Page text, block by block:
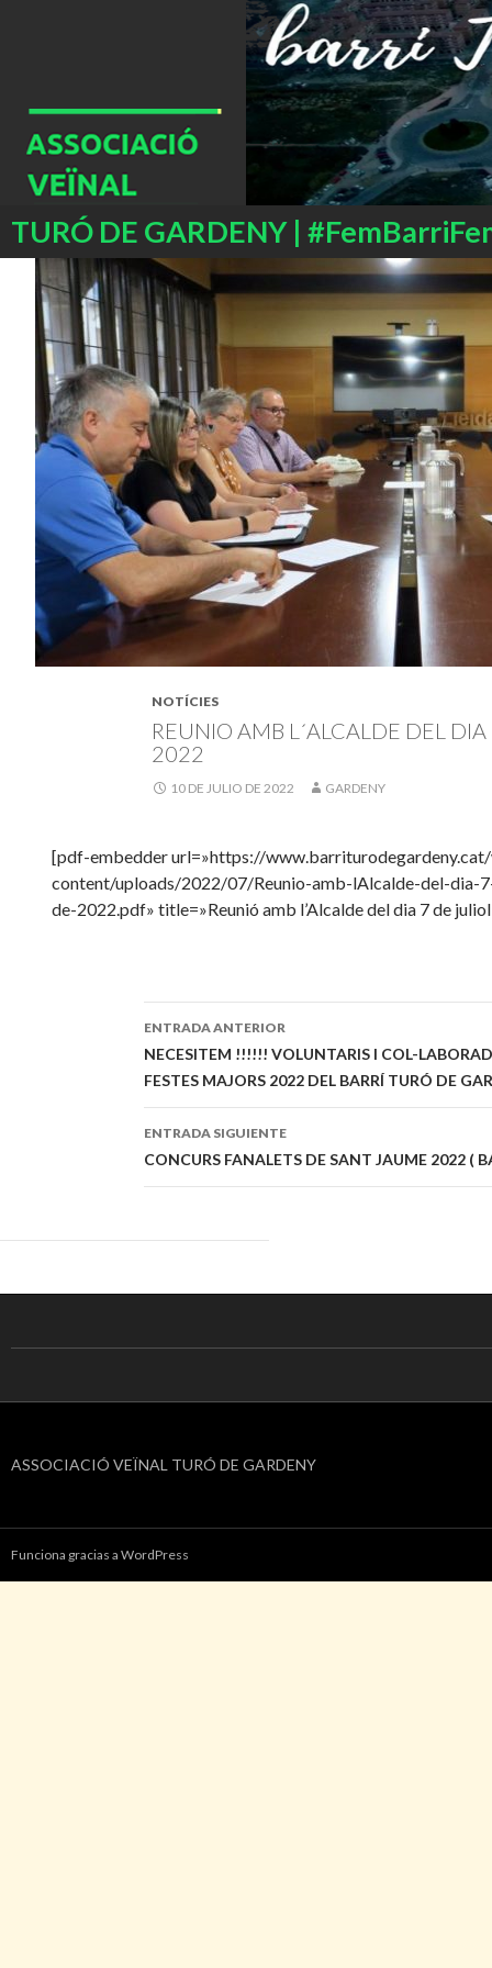
TURÓ DE GARDENY |
Buscar
CONTENIDO
NOTÍCIES
REUNIO AMB L´ALCALDE DEL
2022
10 DE JULIO DE 2022 GARDENY
[pdf-embedder url=»https://
content/uploads/2022/07/Reunio-amb-lAlcalde-del-dia-
de-2022.pdf» title=»Reunió amb l’Alcalde del dia 7 de
Navegación
de
entradas
ENTRADA ANTERIOR
NECESITEM !!!!!! VOLUNTARIS I COL-
FESTES MAJORS 2022 DEL BARRÍ TURÓ DE
ENTRADA SIGUIENTE
CONCURS FANALETS DE SANT JAUME 2022 (
ASSOCIACIÓ VEÏNAL TURÓ DE GARDENY
Funciona gracias a WordPress